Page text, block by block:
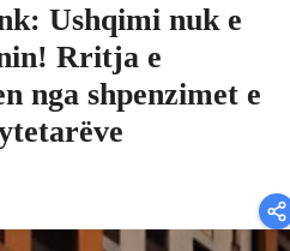
Ushqimi nuk e
Rritja e
nga shpenzimet e